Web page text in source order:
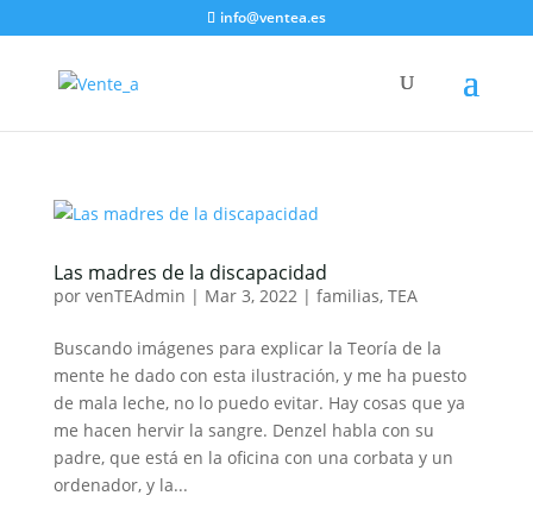
info@ventea.es
Las madres de la discapacidad
por venTEAdmin | Mar 3, 2022| familias, TEA
Buscando imágenes para explicar la Teoría de la
mente he dado con esta ilustración, y me ha puesto
de mala leche, no lo puedo evitar. Hay cosas que ya
me hacen hervir la sangre. Denzel habla con su
padre, que está en la oficina con una corbata y un
ordenador, y la...